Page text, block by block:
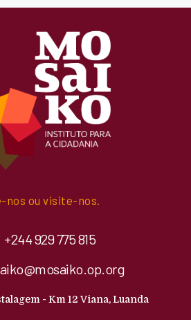
nos ou visite-nos.
+244 929 775 815
- Km 12 Viana, Luanda